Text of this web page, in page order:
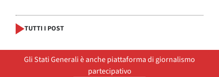
TUTTI I POST
Gli Stati Generali è anche piattaforma di giornalismo
partecipativo